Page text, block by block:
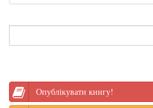
Опублікувати книгу!